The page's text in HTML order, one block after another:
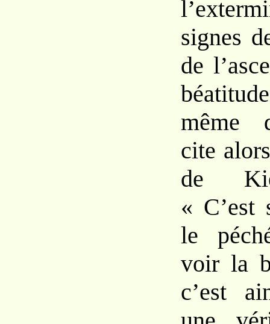
signes
de
même
cite
de
« C’est
le
voir la
c’est